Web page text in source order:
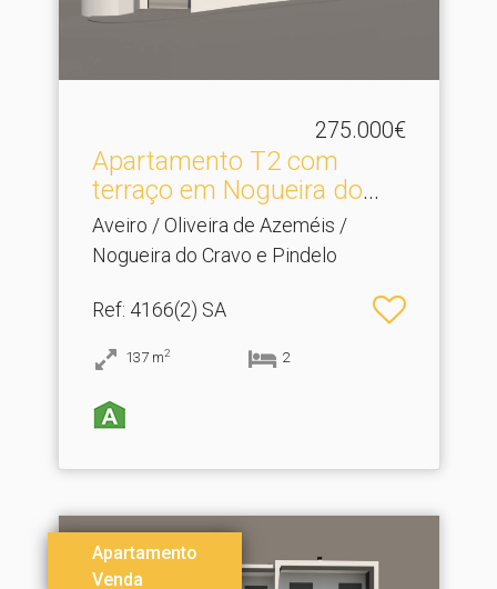
275.000€
Apartamento T2 com
terraço em Nogueira do
Cra.​..
Aveiro / Oliveira de Azeméis /
Nogueira do Cravo e Pindelo
Ref: 4166(2) SA
137 m2 2
Apartamento
Venda